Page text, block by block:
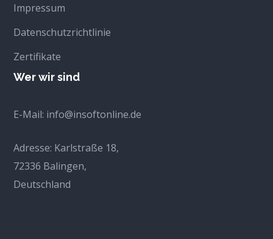
Impressum
Datenschutzrichtlinie
Zertifikate
Wer wir sind
E-Mail: info@insoftonline.de
Adresse: Karlstraße 18,
72336 Balingen,
Deutschland